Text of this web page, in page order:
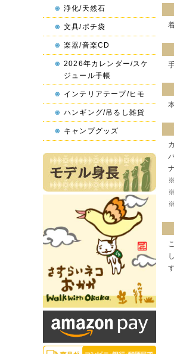
浄化/天然石
文具/ポチ袋
楽器/音楽CD
2026年カレンダー/スケ
ジュール手帳
インテリアテープ/ヒモ
ハンギング/吊るし雑貨
キャンプグッズ